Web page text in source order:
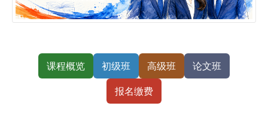
课程概览 初级班 高级班 论文班
报名缴费